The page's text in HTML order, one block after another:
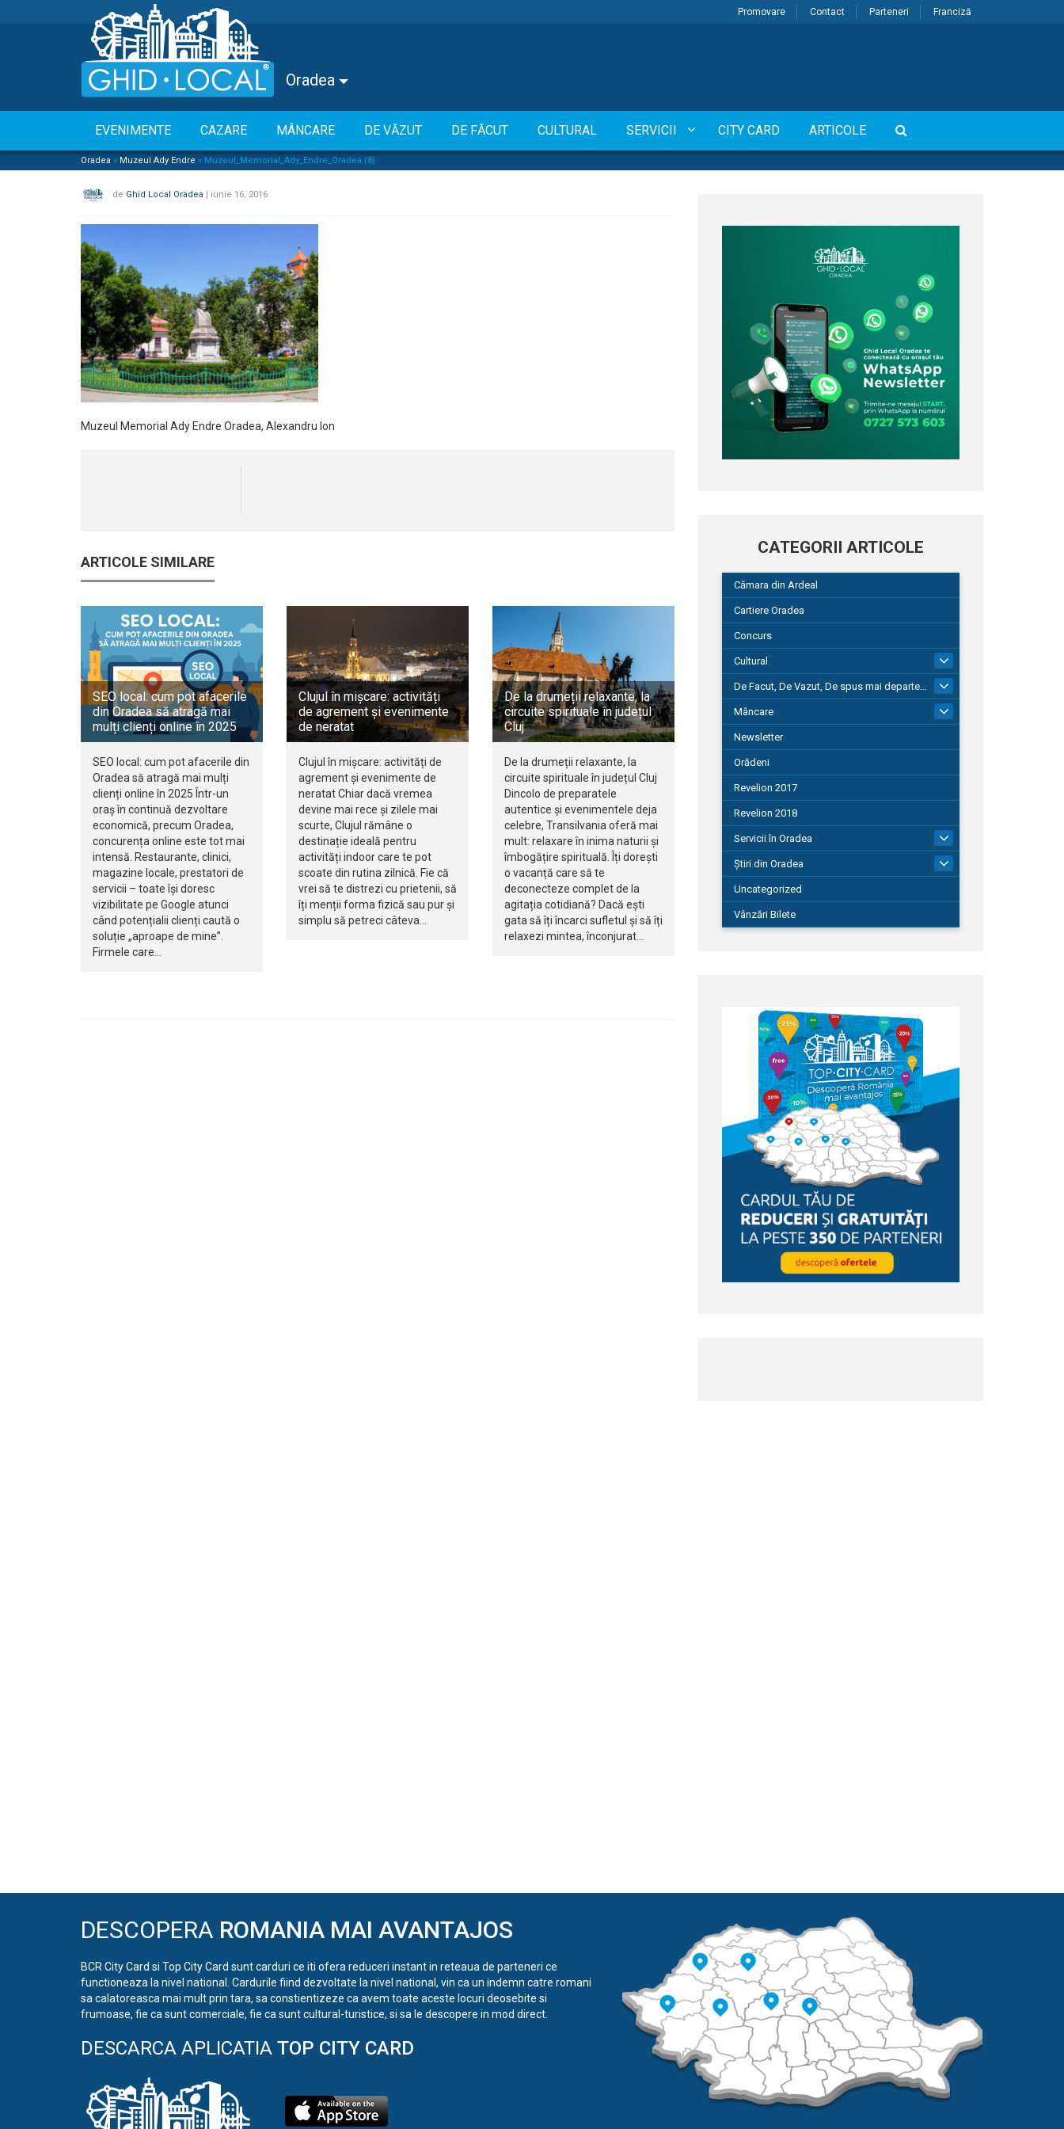
Promovare Contact Parteneri Franciză
Oradea
EVENIMENTE CAZARE MÂNCARE DE VĂZUT DE FĂCUT CULTURAL SERVICII CITY CARD ARTICOLE
Oradea » Muzeul Ady Endre » Muzeul_Memorial_Ady_Endre_Oradea (8)
de Ghid Local Oradea | iunie 16, 2016
Muzeul Memorial Ady Endre Oradea, Alexandru Ion
ARTICOLE SIMILARE
SEO local: cum pot afacerile
din Oradea să atragă mai
mulți clienți online în 2025
SEO local: cum pot afacerile din
Oradea să atragă mai mulți
clienți online în 2025 Într-un
oraș în continuă dezvoltare
economică, precum Oradea,
concurența online este tot mai
intensă. Restaurante, clinici,
magazine locale, prestatori de
servicii – toate își doresc
vizibilitate pe Google atunci
când potențialii clienți caută o
soluție „aproape de mine”.
Firmele care…
Clujul în mișcare: activități
de agrement și evenimente
de neratat
Clujul în mișcare: activități de
agrement și evenimente de
neratat Chiar dacă vremea
devine mai rece și zilele mai
scurte, Clujul rămâne o
destinație ideală pentru
activități indoor care te pot
scoate din rutina zilnică. Fie că
vrei să te distrezi cu prietenii, să
îți menții forma fizică sau pur și
simplu să petreci câteva…
De la drumeții relaxante, la
circuite spirituale în județul
Cluj
De la drumeții relaxante, la
circuite spirituale în județul Cluj
Dincolo de preparatele
autentice și evenimentele deja
celebre, Transilvania oferă mai
mult: relaxare în inima naturii și
îmbogățire spirituală. Îți dorești
o vacanță care să te
deconecteze complet de la
agitația cotidiană? Dacă ești
gata să îți încarci sufletul și să îți
relaxezi mintea, înconjurat…
CATEGORII ARTICOLE
Cămara din Ardeal
Cartiere Oradea
Concurs
Cultural
De Facut, De Vazut, De spus mai departe…
580
Mâncare
Newsletter
Orădeni
Revelion 2017
Revelion 2018
Servicii în Oradea
104
Știri din Oradea
1.127
Uncategorized
Vânzări Bilete
DESCOPERA ROMANIA MAI AVANTAJOS
BCR City Card si Top City Card sunt carduri ce iti ofera reduceri instant in reteaua de parteneri ce
functioneaza la nivel national. Cardurile fiind dezvoltate la nivel national, vin ca un indemn catre romani
sa calatoreasca mai mult prin tara, sa constientizeze ca avem toate aceste locuri deosebite si
frumoase, fie ca sunt comerciale, fie ca sunt cultural-turistice, si sa le descopere in mod direct.
DESCARCA APLICATIA TOP CITY CARD